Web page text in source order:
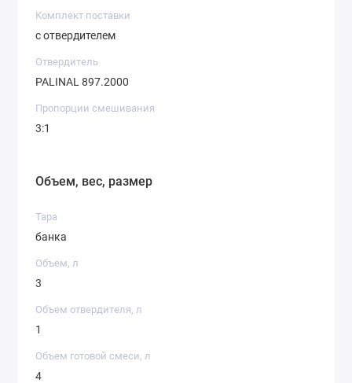
Комплект поставки
с отвердителем
Отвердитель
PALINAL 897.2000
Пропорции смешивания
3:1
Объем, вес, размер
Тара
банка
Объем, л
3
Объем отвердителя, л
1
Объем готовой смеси, л
4